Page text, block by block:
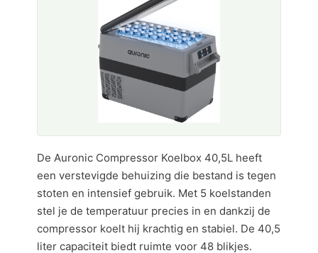
De Auronic Compressor Koelbox 40,5L heeft
een verstevigde behuizing die bestand is tegen
stoten en intensief gebruik. Met 5 koelstanden
stel je de temperatuur precies in en dankzij de
compressor koelt hij krachtig en stabiel. De 40,5
liter capaciteit biedt ruimte voor 48 blikjes.